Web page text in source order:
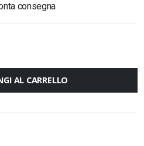
consegna
AL CARRELLO